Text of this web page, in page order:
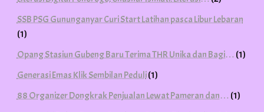
SSB PSG Gununganyar Curi Start Latihan pasca Libur Lebaran
(1)
Opang Stasiun Gubeng Baru Terima THR Unika dan Bagi… (1)
Generasi Emas Klik Sembilan Peduli(1)
88 Organizer Dongkrak Penjualan Lewat Pameran dan… (1)